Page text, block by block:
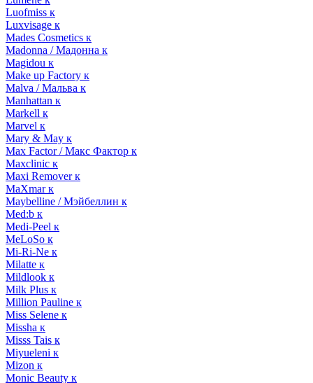
Luofmiss к
Luxvisage к
Mades Cosmetics к
Madonna / Мадонна к
Magidou к
Make up Factory к
Malva / Мальва к
Manhattan к
Markell к
Marvel к
Mary & May к
Max Factor / Макс Фактор к
Maxclinic к
Maxi Remover к
MaXmar к
Maybelline / Мэйбеллин к
Med:b к
Medi-Peel к
MeLoSo к
Mi-Ri-Ne к
Milatte к
Mildlook к
Milk Plus к
Million Pauline к
Miss Selene к
Missha к
Misss Tais к
Miyueleni к
Mizon к
Monic Beauty к